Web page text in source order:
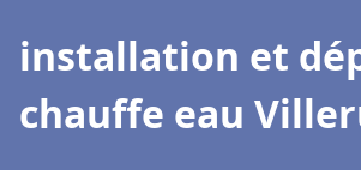
installation et
chauffe eau